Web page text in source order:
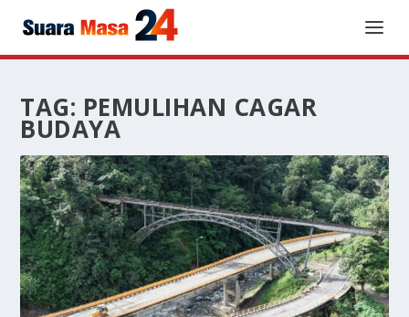
TAG: PEMULIHAN CAGAR
BUDAYA